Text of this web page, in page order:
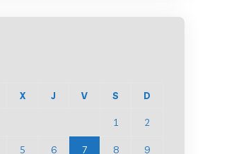
X J V S D
1 2
5 6 7 8 9